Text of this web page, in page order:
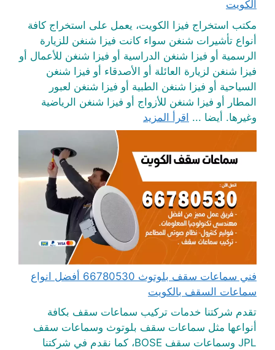
الكويت
مكتب استخراج فيزا الكويت، يعمل على استخراج كافة
أنواع تأشيرات شنغن سواء كانت فيزا شنغن للزيارة
الرسمية أو فيزا شنغن الدراسية أو فيزا شنغن للأعمال أو
فيزا شنغن لزيارة العائلة أو الأصدقاء أو فيزا شنغن
السياحية أو فيزا شنغن الطبية أو فيزا شنغن لعبور
المطار أو فيزا شنغن للأزواج أو فيزا شنغن الرياضية
وغيرها. أيضا ... اقرأ المزيد
فني سماعات سقف بلوتوث 66780530 أفضل انواع
سماعات السقف بالكويت
تقدم شركتنا خدمات تركيب سماعات سقف بكافة
أنواعها مثل سماعات سقف بلوتوث وسماعات سقف
JPL وسماعات سقف BOSE، كما نقدم في شركتنا